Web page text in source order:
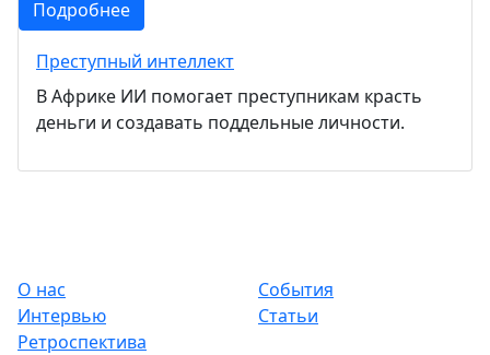
Подробнее
Преступный интеллект
В Африке ИИ помогает преступникам красть
деньги и создавать поддельные личности.
О нас
События
Интервью
Статьи
Ретроспектива